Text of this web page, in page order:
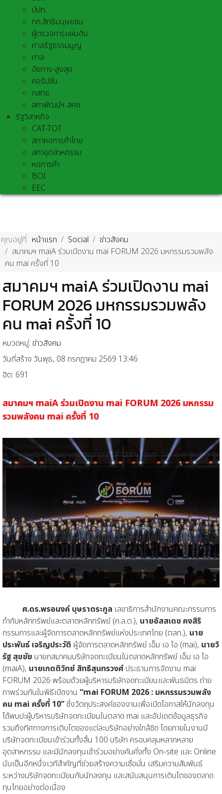
ปปท.
กก.สิทธิมนุษยชน
ผู้ตรวจการแผ่นดิน
ศาลรัฐธรรมนูญ
ศาล
อัยการ-สูงสุด
คอรัปชั่น
กสทช.
สภาพัฒน์ฯ สศช.
รัฐวิสาหกิจ
CAT-TOT
สภาหอการค้าไทย
สภาอุตสาหกรรม
หอการค้า
BOI
EEC
คุณอยู่ที่: หน้าแรก Social
ข่าวสังคม
สมาคมฯ maiA ร่วมเปิดงาน mai FORUM 2026 มหกรรมรวมพลัง
คน mai ครั้งที่ 10
สมาคมฯ maiA ร่วมเปิดงาน mai
FORUM 2026 มหกรรมรวมพลัง
คน mai ครั้งที่ 10
หมวดหมู่: ข่าวสังคม
วันที่สร้าง วันพุธ, 08 กรกฎาคม 2569 13:46
ฮิต: 691
สมาคมฯ maiA ร่วมเปิดงาน mai FORUM 2026 มหกรรม
รวมพลังคน mai ครั้งที่ 10
ศ.ดร.พรอนงค์ บุษราตระกูล เลขาธิการสำนักงานคณะกรรมการ
กำกับหลักทรัพย์และตลาดหลักทรัพย์ (ก.ล.ต.), นายอัสสเดช คงสิริ
กรรมการและผู้จัดการตลาดหลักทรัพย์แห่งประเทศไทย (ตลท.), นาย
ประพันธ์ เจริญประวัติ ผู้จัดการตลาดหลักทรัพย์ เอ็ม เอ ไอ (mai), นายวิ
รัฐ สุขชัย นายกสมาคมบริษัทจดทะเบียนในตลาดหลักทรัพย์ เอ็ม เอ ไอ
(maiA), นายเกตติวิทย์ สิทธิสุนทรวงศ์ ประธานการจัดงาน mai
FORUM 2026 พร้อมด้วยผู้บริหารบริษัทจดทะเบียนและพันธมิตร ถ่าย
ภาพร่วมกันในพิธีเปิดงาน “mai FORUM 2026 : มหกรรมรวมพลัง
คน mai ครั้งที่ 10”ซึ่งวัตถุประสงค์ของงานเพื่อเปิดโอกาสให้นักลงทุน
ได้พบปะผู้บริหารบริษัทจดทะเบียนในตลาด mai และอัปเดตข้อมูลธุรกิจ
รวมถึงทิศทางการเติบโตของแต่ละบริษัทอย่างใกล้ชิด โดยภายในงานมี
บริษัทจดทะเบียนเข้าร่วมทั้งสิ้น 100 บริษัท ครอบคลุมหลากหลาย
อุตสาหกรรม และมีนักลงทุนเข้าร่วมอย่างคับคั่งทั้ง On-site และ Online
นับเป็นอีกหนึ่งเวทีสำคัญที่ช่วยสร้างความเชื่อมั่น เสริมความสัมพันธ์
ระหว่างบริษัทจดทะเบียนกับนักลงทุน และสนับสนุนการเติบโตของตลาด
ทุนไทยอย่างต่อเนื่อง